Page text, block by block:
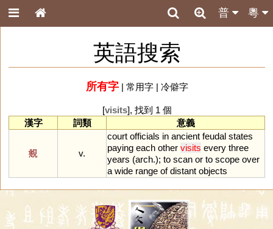
粵
普
英語搜索
所有字| 常用字| 冷僻字
[visits], 找到 1 個
漢字
詞類 意義
覜 v.
court officials in ancient feudal states
paying each other visits every three
years (arch.); to scan or to scope over
a wide range of distant objects